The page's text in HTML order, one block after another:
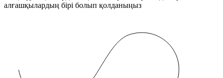
алғашқылардың бірі болып қолданыңыз